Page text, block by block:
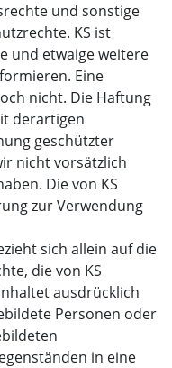
und sonstige
KS ist
und etwaige weitere
Eine
nicht. Die Haftung
derartigen
geschützter
nicht vorsätzlich
Die von KS
zur Verwendung
sich allein auf die
die von KS
ausdrücklich
Personen oder
in eine